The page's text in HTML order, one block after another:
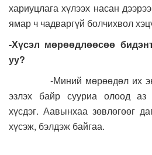
хариуцлага хүлээх насан
ямар ч чадваргүй болчихвол
-Хүсэл мөрөөдлөөсөө
уу?
-Миний мөрөөдөл их
эзлэх байр сууриа олоод аз
хүсдэг. Аавынхаа зөвлөгөөг
хүсэж, бэлдэж байгаа.